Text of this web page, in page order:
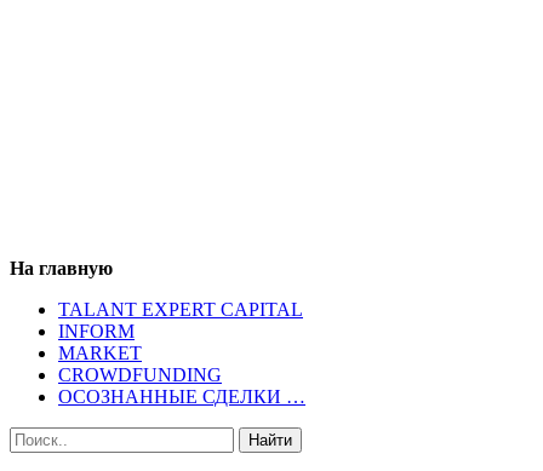
На главную
TALANT EXPERT CAPITAL
INFORM
MARKET
CROWDFUNDING
ОСОЗНАННЫЕ СДЕЛКИ …